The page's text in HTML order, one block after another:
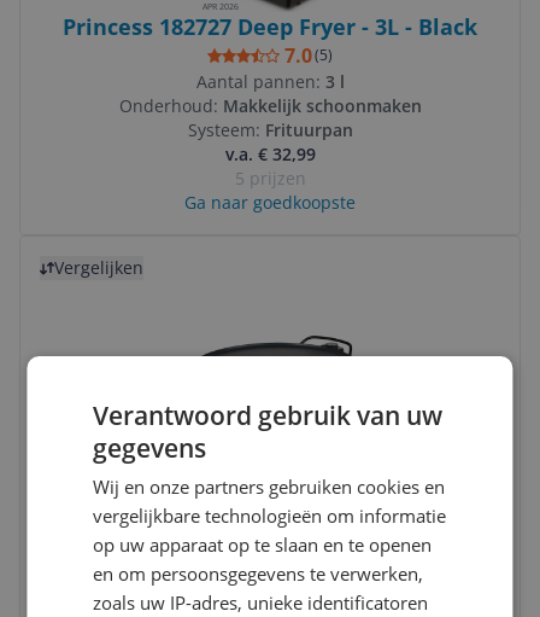
APR 2026
Princess 182727 Deep Fryer - 3L - Black
7.0(5)
Aantal pannen: 3 l
Onderhoud: Makkelijk schoonmaken
Systeem: Frituurpan
v.a. € 32,99
5 prijzen
Ga naar goedkoopste
Vergelijken
Tristar BP-2787 Contactgrill - Round,
2000W, Black
Functies:Indicatielampje / geluid
Grillen gerechten:
Vlees / vis / groenten
Verantwoord gebruik van uw
gegevens
Wij en onze partners gebruiken cookies en
vergelijkbare technologieën om informatie
op uw apparaat op te slaan en te openen
en om persoonsgegevens te verwerken,
zoals uw IP-adres, unieke identificatoren